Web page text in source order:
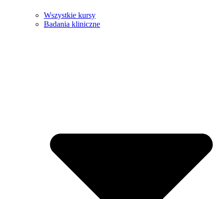
Wszystkie kursy
Badania kliniczne